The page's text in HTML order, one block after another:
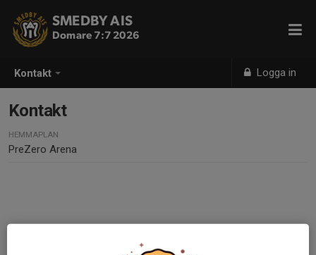
Kontakt Logga in
SMEDBY AIS
Domare 7:7 2026
Kontakt
HEMMAPLAN
PreZero Arena